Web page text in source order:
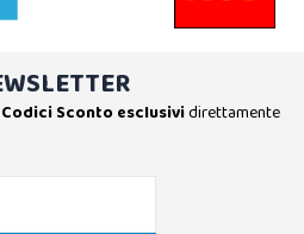
Sconto esclusividirettamente